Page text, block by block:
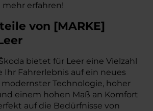
erfahren!
von [MARKE]
bietet für Leer eine Vielzahl
Ihr Fahrerlebnis auf ein neues
Technologie, hoher
einem hohen Maß an Komfort
auf die Bedürfnisse von